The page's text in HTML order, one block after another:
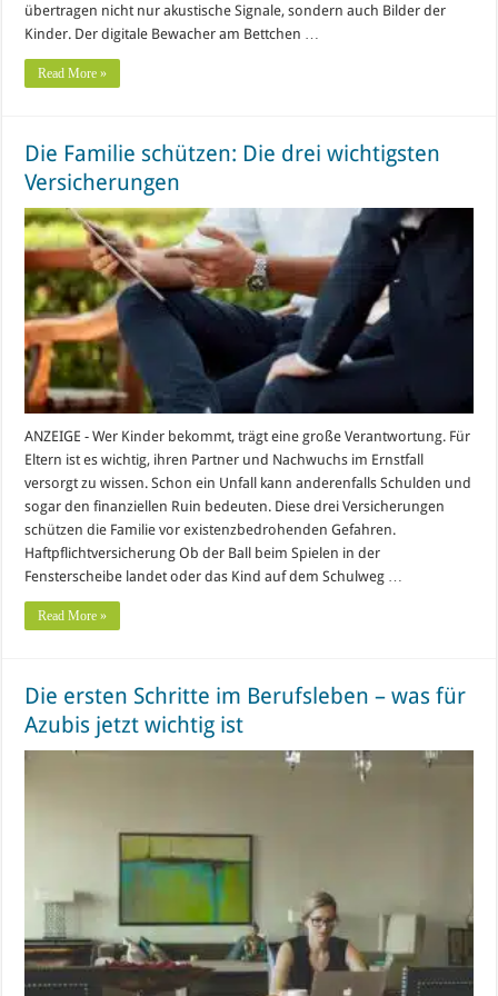
übertragen nicht nur akustische Signale, sondern auch Bilder der
Kinder. Der digitale Bewacher am Bettchen …
Read More »
Die Familie schützen: Die drei wichtigsten
Versicherungen
ANZEIGE - Wer Kinder bekommt, trägt eine große Verantwortung. Für
Eltern ist es wichtig, ihren Partner und Nachwuchs im Ernstfall
versorgt zu wissen. Schon ein Unfall kann anderenfalls Schulden und
sogar den finanziellen Ruin bedeuten. Diese drei Versicherungen
schützen die Familie vor existenzbedrohenden Gefahren.
Haftpflichtversicherung Ob der Ball beim Spielen in der
Fensterscheibe landet oder das Kind auf dem Schulweg …
Read More »
Die ersten Schritte im Berufsleben – was für
Azubis jetzt wichtig ist